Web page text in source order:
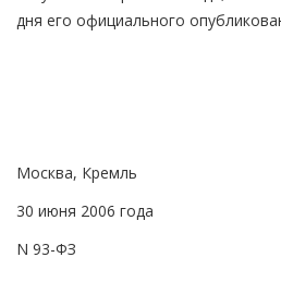
дня его официального
Москва, Кремль
30 июня 2006 года
N 93-ФЗ